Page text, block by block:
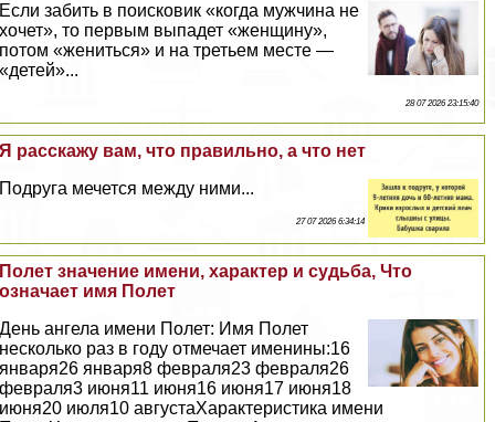
Если забить в поисковик «когда мужчина не
хочет», то первым выпадет «женщину»,
потом «жениться» и на третьем месте —
«детей»...
28 07 2026 23:15:40
Я расскажу вам, что правильно, а что нет
Подруга мечется между ними...
27 07 2026 6:34:14
Полет значение имени, хаpaктер и судьба, Что
означает имя Полет
День ангела имени Полет: Имя Полет
несколько раз в году отмечает именины:16
января26 января8 февраля23 февраля26
февраля3 июня11 июня16 июня17 июня18
июня20 июля10 августаХаpaктеристика имени